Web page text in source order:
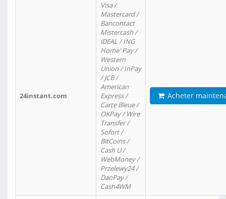
24instant.com
Visa /
Mastercard /
Bancontact
Mistercash /
iDEAL / ING
Home' Pay /
Western
Union / InPay
/ JCB /
American
Express /
Carte Bleue /
OKPay / Wire
Transfer /
Sofort /
BitCoins /
Cash U /
WebMoney /
Przelewy24 /
DaoPay /
Cash4WM
Acheter